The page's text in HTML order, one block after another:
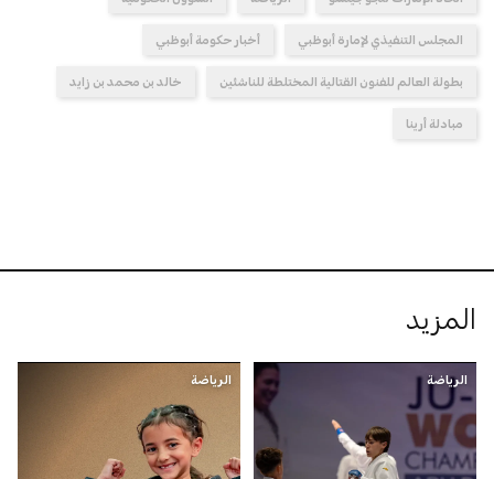
المجلس التنفيذي لإمارة أبوظبي أخبار حكومة أبوظبي
بطولة العالم للفنون القتالية المختلطة للناشئين خالد بن محمد بن زايد
مبادلة أرينا
المزيد
الرياضة الرياضة